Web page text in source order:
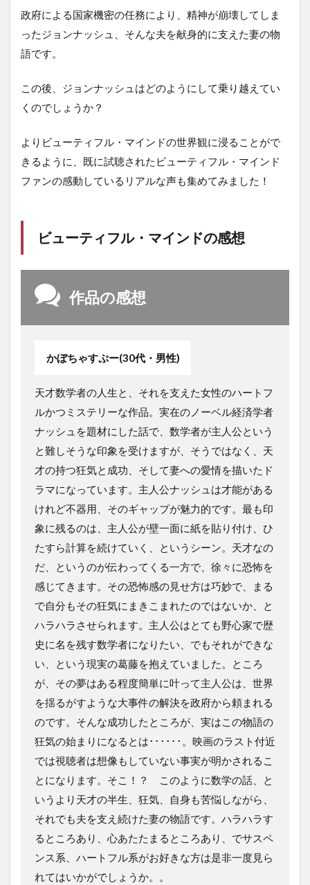
政府による国家機密の任務により、精神が崩壊してしま
ったジョンナッシュ、そんな夫を献身的に支えた妻の物
語です。
この後、ジョンナッシュはどのようにして乗り越えてい
くのでしょうか？
よりビューティフル・マインドの世界観に浸ることがで
きるように、既に試聴されたビューティフル・マインド
ファンの感動しているリアルな声も集めてみました！
ビューティフル・マインドの感想
作品の感想
かぼちゃすぷー(30代・男性)
天才数学者の人生と、それを支えた女性のハートフ
ルかつミステリーな作品。実在のノーベル経済学者
ナッシュを題材にした話で、数学者が主人公という
と難しそうな印象を受けますが、そうではなく、天
才の持つ狂気と成功、そして妻への愛情を描いたド
ラマになっています。主人公ナッシュは才能がある
けれど不器用、そのギャップが魅力的です。最も印
象に残るのは、主人公が壁一面に紙を貼り付け、ひ
たすら計算を続けていく、というシーン。天才なの
だ、というのが伝わってくる一方で、徐々に恐怖を
感じてきます。その恐怖感の見せ方は巧妙で、まる
で自分もその狂気にまきこまれたのではないか、と
ハラハラさせられます。主人公はとても野心家で歴
史に名を残す数学者になりたい、でもそれができな
い、という現実の葛藤を抱えていました。ところ
が、その夢はある程度簡単に叶って主人公は、世界
を揺るがすような大事件の解決を政府から頼まれる
のです。そんな成功したところが、実はこの物語の
狂気の始まりになるとは･･････。映画のラスト付近
では視聴者は想像もしていない事実が明かされるこ
とになります。そこ！？ このように数学の話、と
いうより天才の半生、狂気、自身も苦悩しながら、
それでも夫を支え続けた妻の物語です。ハラハラす
るところあり、心あたたまるところあり、でサスペ
ンス系、ハートフル系がお好きな方は是非一度見ら
れてはいかがでしょうか。。